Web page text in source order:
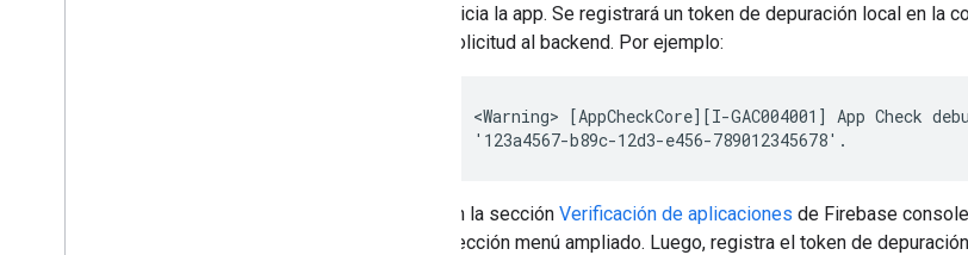
Inicia la app. Se registrará un token de depuración local en la
solicitud al backend. Por ejemplo:
<Warning> [AppCheckCore][I-GAC004001] App Check
En la sección Verificación de aplicaciones de Firebase
sección menú ampliado. Luego, registra el token de